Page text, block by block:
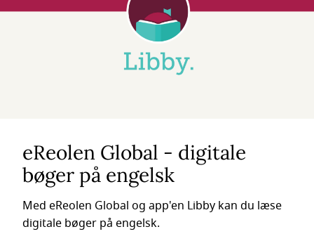
eReolen Global - digitale
bøger på engelsk
Med eReolen Global og app'en Libby kan du læse
digitale bøger på engelsk.